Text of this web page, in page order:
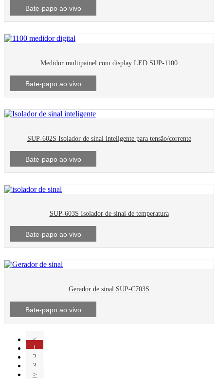
Bate-papo ao vivo
Medidor multipainel com display LED SUP-1100
Bate-papo ao vivo
SUP-602S Isolador de sinal inteligente para tensão/corrente
Bate-papo ao vivo
SUP-603S Isolador de sinal de temperatura
Bate-papo ao vivo
Gerador de sinal SUP-C703S
Bate-papo ao vivo
<
1
2
3
>